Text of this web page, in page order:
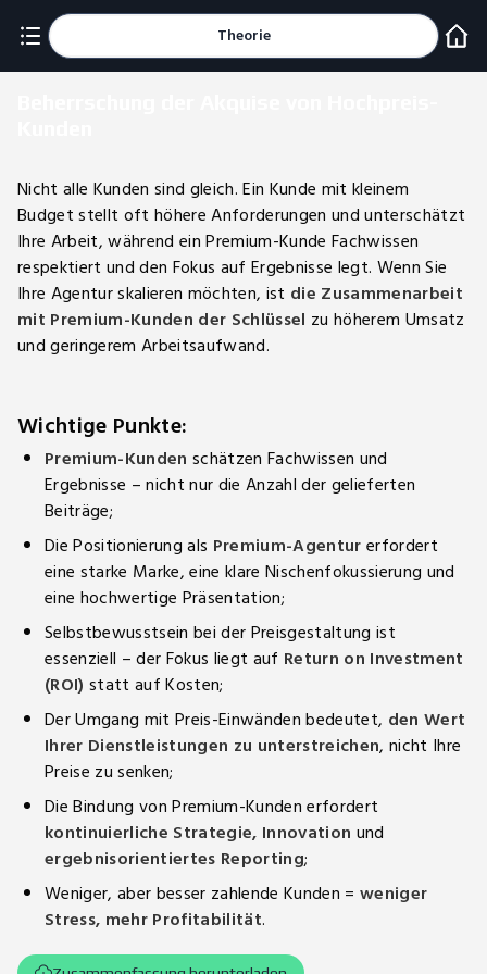
Theorie
Nicht alle Kunden sind gleich. Ein Kunde mit kleinem
Budget stellt oft höhere Anforderungen und unterschätzt
Ihre Arbeit, während ein Premium-Kunde Fachwissen
respektiert und den Fokus auf Ergebnisse legt. Wenn Sie
Ihre Agentur skalieren möchten, ist die Zusammenarbeit
mit Premium-Kunden der Schlüssel zu höherem Umsatz
und geringerem Arbeitsaufwand.
Wichtige Punkte:
Premium-Kunden schätzen Fachwissen und
Ergebnisse – nicht nur die Anzahl der gelieferten
Beiträge;
Die Positionierung als Premium-Agenturerfordert
eine starke Marke, eine klare Nischenfokussierung und
eine hochwertige Präsentation;
Selbstbewusstsein bei der Preisgestaltung ist
essenziell – der Fokus liegt auf Return on Investment
(ROI) statt auf Kosten;
Der Umgang mit Preis-Einwänden bedeutet, den Wert
Ihrer Dienstleistungen zu unterstreichen, nicht Ihre
Preise zu senken;
Die Bindung von Premium-Kunden erfordert
kontinuierliche Strategie, Innovation und
ergebnisorientiertes Reporting;
Weniger, aber besser zahlende Kunden = weniger
Stress, mehr Profitabilität.